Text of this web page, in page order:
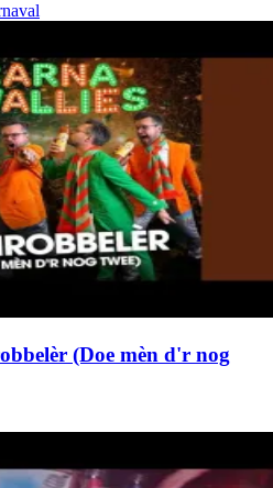
(Doe mèn d'r nog